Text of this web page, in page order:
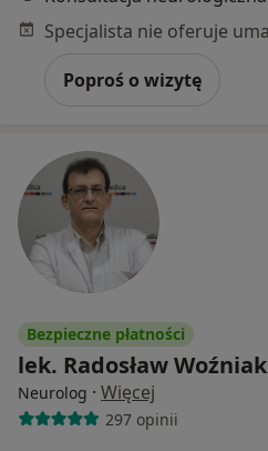
Poproś o wizytę
Bezpieczne płatności
lek. Radosław Woźniak
Neurolog · Więcej
297 opinii